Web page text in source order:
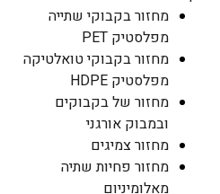
מחזור בקבוקי שתייה
מפלסטיק PET
מחזור בקבוקי טואלטיקה
מפלסטיק HDPE
מחזור של בקבוקים
ובמבוק אורגני
מחזור צמיגים
מחזור פחיות שתיה
מאלומיניום